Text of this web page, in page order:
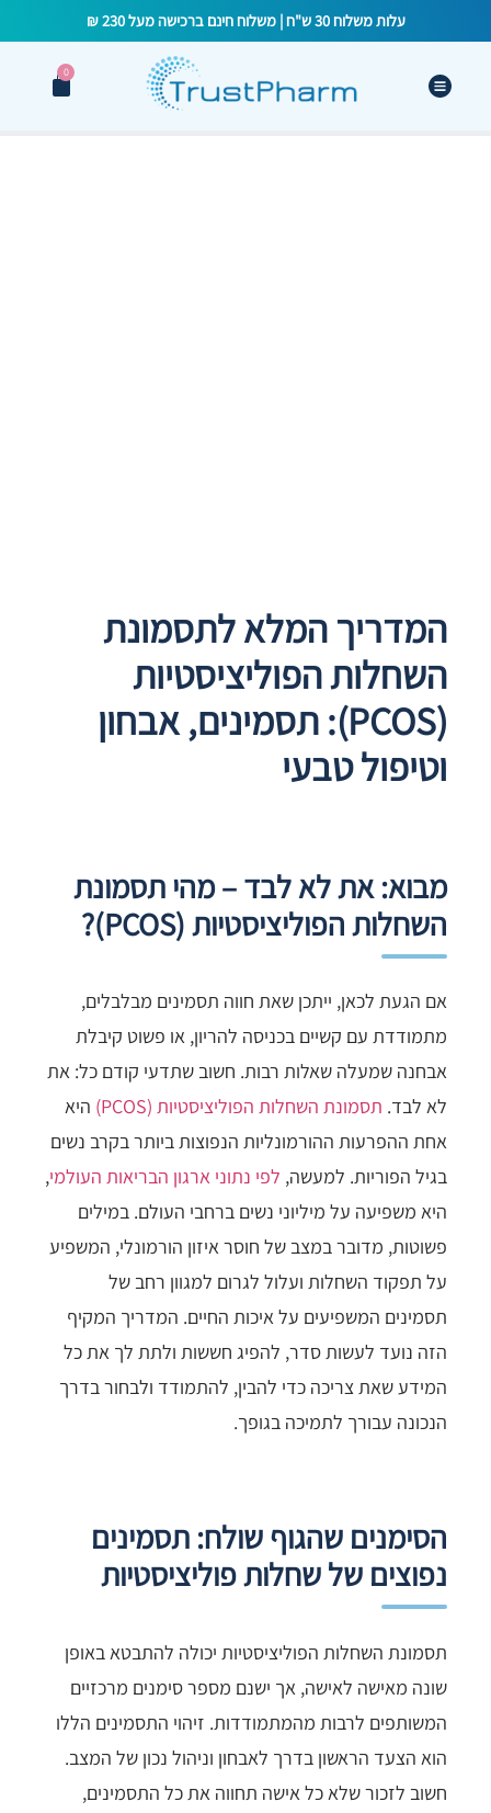
עלות משלוח 30 ש"ח | משלוח חינם ברכישה מעל 230 ₪
0
המדריך המלא לתסמונת
השחלות הפוליציסטיות
(PCOS): תסמינים, אבחון
וטיפול טבעי
מבוא: את לא לבד – מהי תסמונת
השחלות הפוליציסטיות (PCOS)?
אם הגעת לכאן, ייתכן שאת חווה תסמינים מבלבלים,
מתמודדת עם קשיים בכניסה להריון, או פשוט קיבלת
אבחנה שמעלה שאלות רבות. חשוב שתדעי קודם כל: את
לא לבד. תסמונת השחלות הפוליציסטיות (PCOS)
היא
אחת ההפרעות ההורמונליות הנפוצות ביותר בקרב נשים
בגיל הפוריות. למעשה, לפי נתוני ארגון הבריאות העולמי,
היא משפיעה על מיליוני נשים ברחבי העולם. במילים
פשוטות, מדובר במצב של חוסר איזון הורמונלי, המשפיע
על תפקוד השחלות ועלול לגרום למגוון רחב של
תסמינים המשפיעים על איכות החיים. המדריך המקיף
הזה נועד לעשות סדר, להפיג חששות ולתת לך את כל
המידע שאת צריכה כדי להבין, להתמודד ולבחור בדרך
הנכונה עבורך לתמיכה בגופך.
הסימנים שהגוף שולח: תסמינים
נפוצים של שחלות פוליציסטיות
תסמונת השחלות הפוליציסטיות יכולה להתבטא באופן
שונה מאישה לאישה, אך ישנם מספר סימנים מרכזיים
המשותפים לרבות מהמתמודדות. זיהוי התסמינים הללו
הוא הצעד הראשון בדרך לאבחון וניהול נכון של המצב.
חשוב לזכור שלא כל אישה תחווה את כל התסמינים,